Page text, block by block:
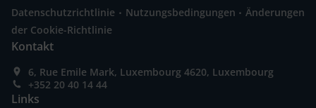
Datenschutzrichtlinie . Nutzungsbedingungen . Änderungen
der Cookie-Richtlinie
Kontakt
6, Rue Emile Mark, Luxembourg 4620, Luxembourg
+352 20 40 14 44
Links